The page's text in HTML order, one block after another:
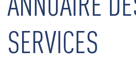
SERVICES